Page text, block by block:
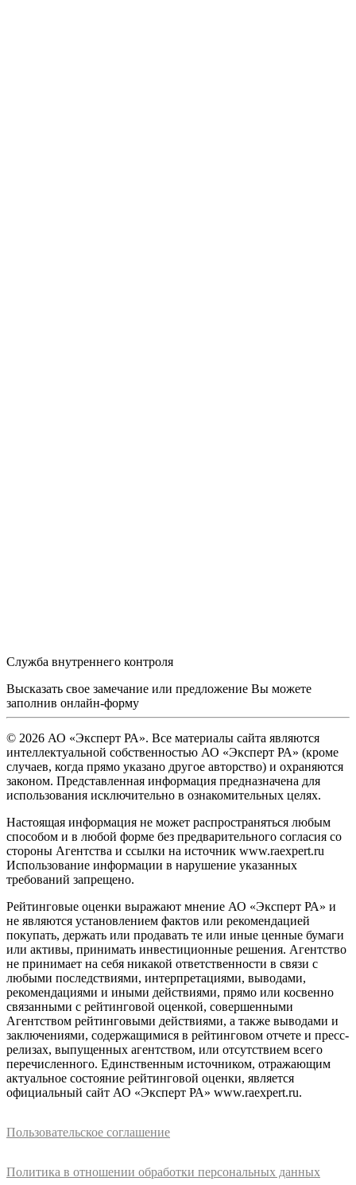
Служба внутреннего контроля
Высказать свое замечание или предложение Вы можете
заполнив онлайн-форму
© 2026 АО «Эксперт РА». Все материалы сайта являются
интеллектуальной собственностью АО «Эксперт РА» (кроме
случаев, когда прямо указано другое авторство) и охраняются
законом. Представленная информация предназначена для
использования исключительно в ознакомительных целях.
Настоящая информация не может распространяться любым
способом и в любой форме без предварительного согласия со
стороны Агентства и ссылки на источник www.raexpert.ru
Использование информации в нарушение указанных
требований запрещено.
Рейтинговые оценки выражают мнение АО «Эксперт РА» и
не являются установлением фактов или рекомендацией
покупать, держать или продавать те или иные ценные бумаги
или активы, принимать инвестиционные решения. Агентство
не принимает на себя никакой ответственности в связи с
любыми последствиями, интерпретациями, выводами,
рекомендациями и иными действиями, прямо или косвенно
связанными с рейтинговой оценкой, совершенными
Агентством рейтинговыми действиями, а также выводами и
заключениями, содержащимися в рейтинговом отчете и пресс-
релизах, выпущенных агентством, или отсутствием всего
перечисленного. Единственным источником, отражающим
актуальное состояние рейтинговой оценки, является
официальный сайт АО «Эксперт РА» www.raexpert.ru.
Пользовательское соглашение
Политика в отношении обработки персональных данных